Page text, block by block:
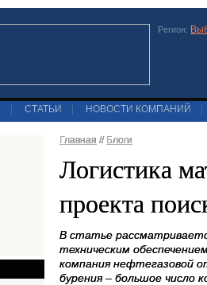
Регион:
СТАТЬИ НОВОСТИ КОМПАНИЙ
Главная // Блоги
Логистика
проекта
В статье
техническим
компания нефтегазовой
бурения – большое число